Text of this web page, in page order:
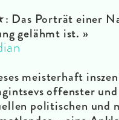
Porträt einer
gelähmt ist. »
meisterhaft
offenster
politischen und